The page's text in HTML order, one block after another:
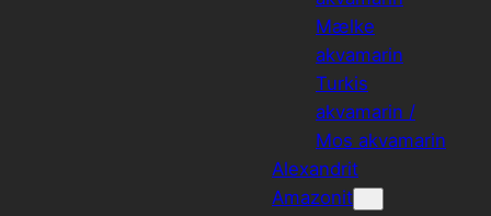
Mælke
akvamarin
Turkis
akvamarin /
Mos akvamarin
Alexandrit
Amazonit